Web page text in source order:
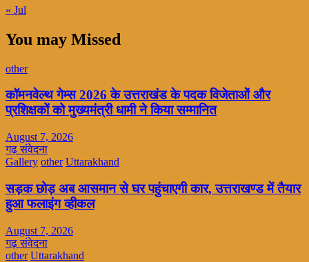
« Jul
You may Missed
other
कॉमनवेल्थ गेम्स 2026 के उत्तराखंड के पदक विजेताओं और
प्रशिक्षकों को मुख्यमंत्री धामी ने किया सम्मानित
August 7, 2026
गढ़ संवेदना
Gallery other Uttarakhand
सड़क छोड़ अब आसमान से घर पहुंचाएगी कार, उत्तराखण्ड में तैयार
हुआ फलाइंग व्हीकल
August 7, 2026
गढ़ संवेदना
other Uttarakhand